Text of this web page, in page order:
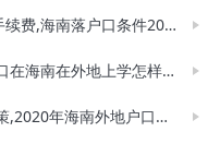
,海南落户口条件2021新规
外地上学怎样参加海南的高考
南外地户口高考政策是什么